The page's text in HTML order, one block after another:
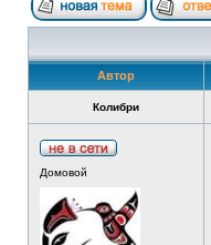
Автор
Колибри
Домовой